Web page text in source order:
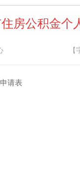
房公积金个
【
请表